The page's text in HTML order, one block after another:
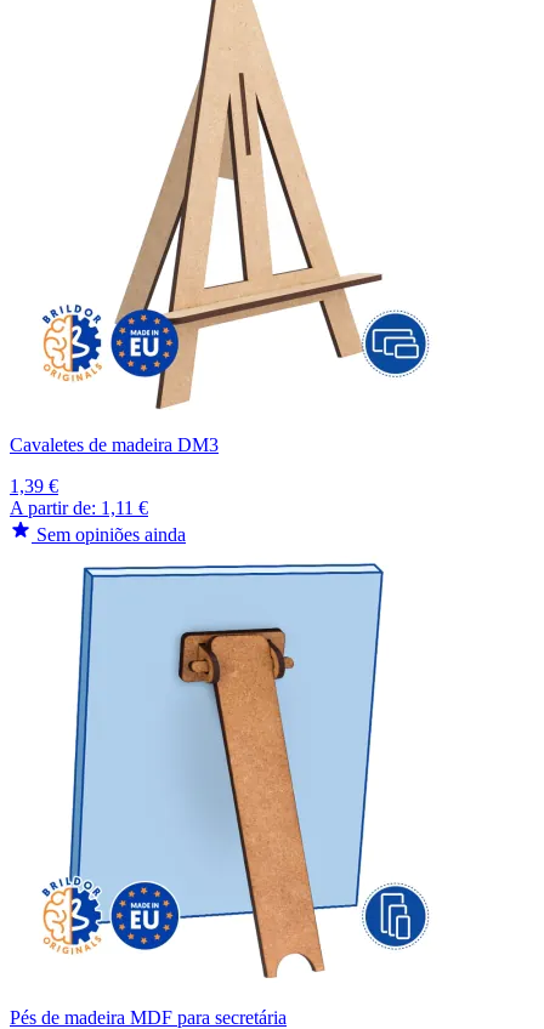
Cavaletes de madeira DM3
1,39 €
A partir de: 1,11 €
Sem opiniões ainda
Pés de madeira MDF para secretária